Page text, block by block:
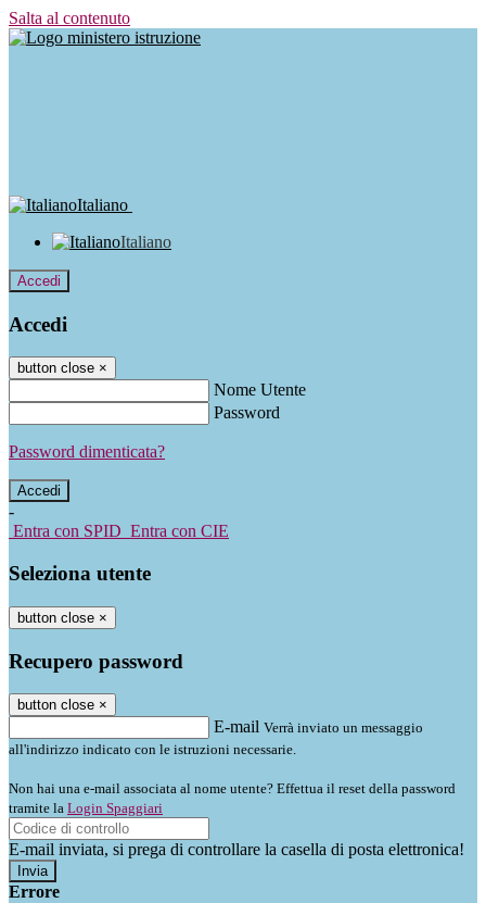
Salta al contenuto
Italiano
Italiano
Accedi
Accedi
button close ×
Nome Utente
Password
Password dimenticata?
-
Entra con SPID Entra con CIE
Seleziona utente
button close ×
Recupero password
button close ×
E-mail Verrà inviato un messaggio
all'indirizzo indicato con le istruzioni necessarie.
Non hai una e-mail associata al nome utente? Effettua il reset della password
tramite la Login Spaggiari
E-mail inviata, si prega di controllare la casella di posta elettronica!
Errore